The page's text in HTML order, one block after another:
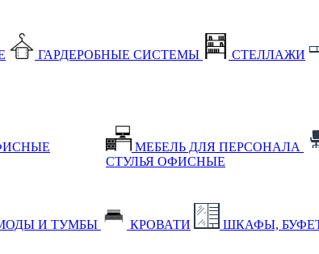
ГАРДЕРОБНЫЕ СИСТЕМЫ СТЕЛЛАЖИ
МЕБЕЛЬ ДЛЯ ПЕРСОНАЛА
СТУЛЬЯ ОФИСНЫЕ
И ТУМБЫ КРОВАТИ ШКАФЫ,